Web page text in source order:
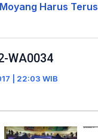
Harus Terus
WA0034
| 22:03 WIB